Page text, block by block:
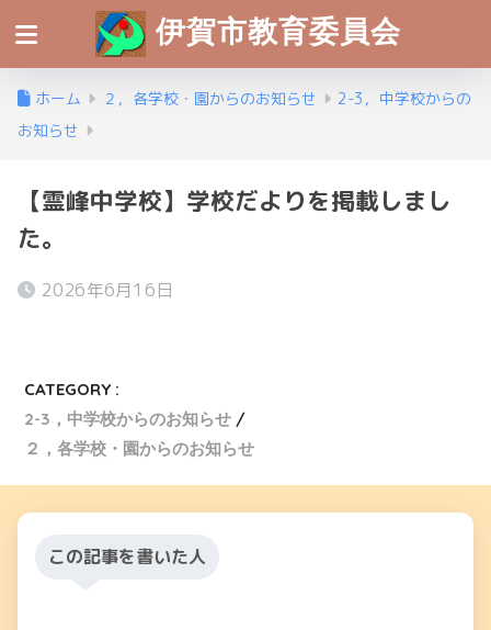
伊賀市教育委員会
ホーム ２，各学校・園からのお知らせ
2-3，中学校からの
お知らせ
【霊峰中学校】学校だよりを掲載しまし
た。
2026年6月16日
CATEGORY :
2-3，中学校からのお知らせ
２，各学校・園からのお知らせ
この記事を書いた人